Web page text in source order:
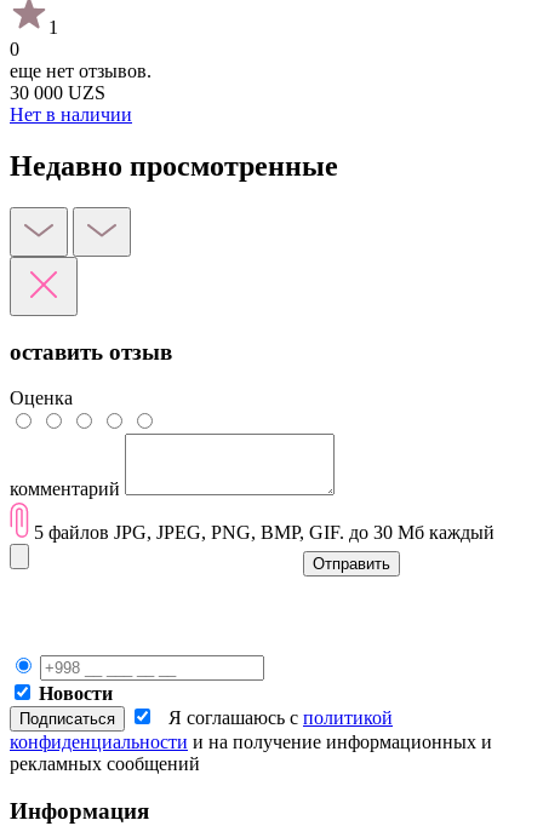
1
0
еще нет отзывов.
30 000 UZS
Нет в наличии
Недавно просмотренные
оставить отзыв
Оценка
комментарий
5 файлов JPG, JPEG, PNG, BMP, GIF. до 30 Мб каждый
Отправить
Новости
Я соглашаюсь с политикой
конфиденциальности и на получение информационных и
рекламных сообщений
Информация